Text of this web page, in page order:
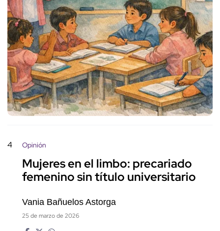
4 Opinión
Mujeres en el limbo: precariado
femenino sin título universitario
Vania Bañuelos Astorga
25 de marzo de 2026